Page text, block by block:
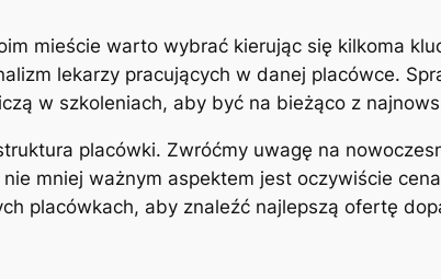
mieście warto wybrać⁣ kierując się kilkoma
lekarzy⁢ pracujących⁢ w ⁤danej ⁢placówce.
w‌ szkoleniach,​ aby być⁢ na bieżąco z
placówki. Zwróćmy uwagę na
‍mniej ważnym aspektem jest​ oczywiście
placówkach, aby ‍znaleźć ​najlepszą ofertę